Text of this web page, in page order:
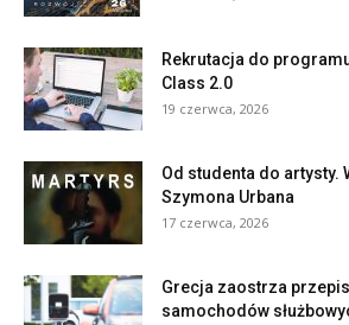
Rekrutacja do
Class 2.0
19 czerwca, 2026
Od studenta do artysty.
Szymona Urbana
17 czerwca, 2026
Grecja zaostrza
samochodów